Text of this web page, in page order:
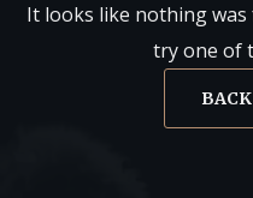
It looks like nothing
try one of